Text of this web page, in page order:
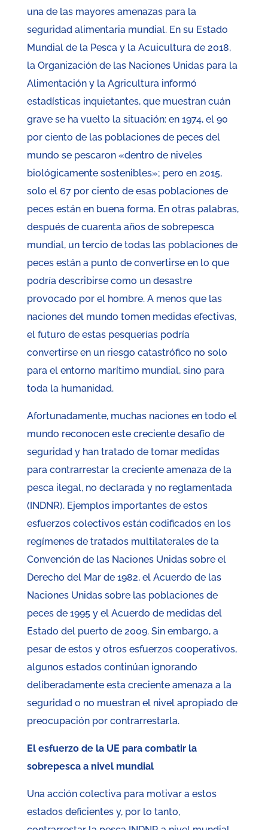
una de las mayores amenazas para la
seguridad alimentaria mundial. En su Estado
Mundial de la Pesca y la Acuicultura de 2018,
la Organización de las Naciones Unidas para la
Alimentación y la Agricultura informó
estadísticas inquietantes, que muestran cuán
grave se ha vuelto la situación: en 1974, el 90
por ciento de las poblaciones de peces del
mundo se pescaron «dentro de niveles
biológicamente sostenibles»; pero en 2015,
solo el 67 por ciento de esas poblaciones de
peces están en buena forma. En otras palabras,
después de cuarenta años de sobrepesca
mundial, un tercio de todas las poblaciones de
peces están a punto de convertirse en lo que
podría describirse como un desastre
provocado por el hombre. A menos que las
naciones del mundo tomen medidas efectivas,
el futuro de estas pesquerías podría
convertirse en un riesgo catastrófico no solo
para el entorno marítimo mundial, sino para
toda la humanidad.
Afortunadamente, muchas naciones en todo el
mundo reconocen este creciente desafío de
seguridad y han tratado de tomar medidas
para contrarrestar la creciente amenaza de la
pesca ilegal, no declarada y no reglamentada
(INDNR). Ejemplos importantes de estos
esfuerzos colectivos están codificados en los
regímenes de tratados multilaterales de la
Convención de las Naciones Unidas sobre el
Derecho del Mar de 1982, el Acuerdo de las
Naciones Unidas sobre las poblaciones de
peces de 1995 y el Acuerdo de medidas del
Estado del puerto de 2009. Sin embargo, a
pesar de estos y otros esfuerzos cooperativos,
algunos estados continúan ignorando
deliberadamente esta creciente amenaza a la
seguridad o no muestran el nivel apropiado de
preocupación por contrarrestarla.
El esfuerzo de la UE para combatir la
sobrepesca a nivel mundial
Una acción colectiva para motivar a estos
estados deficientes y, por lo tanto,